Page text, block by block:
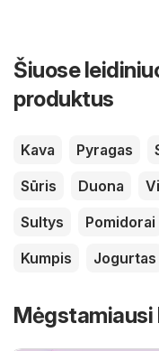
Šiuose
produktus
Kava Pyragas
Sūris
Duona
Sultys
Pomidorai
Kumpis
Jogurtas
Mėgstamiausi